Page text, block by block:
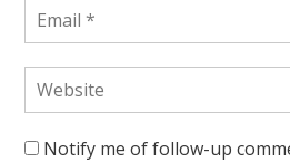
Notify me of follow-up